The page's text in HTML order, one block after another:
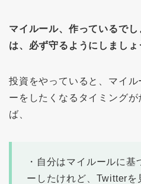
マイルール、作っているで
は、必ず守るようにしましょ
投資をやっていると、マイル
ーをしたくなるタイミングが
ば、
・自分はマイルールに基
ーしたけれど、Twitterを